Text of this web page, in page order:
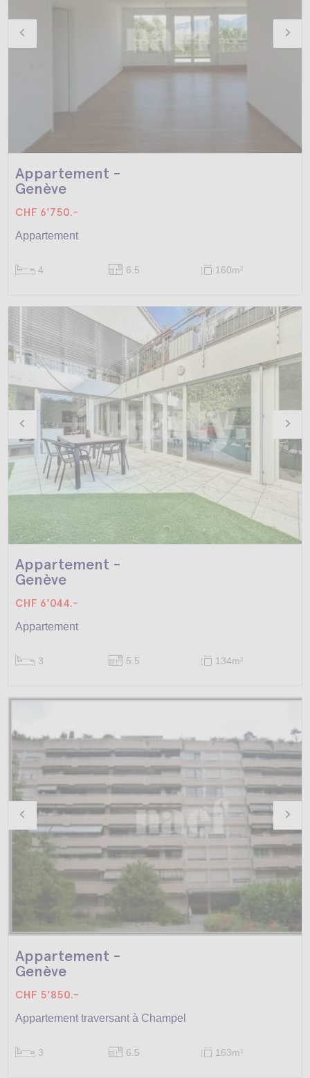
Appartement -
Genève
CHF 6'750.-
Appartement
4 6.5 160m2
Appartement -
Genève
CHF 6'044.-
Appartement
3 5.5 134m2
Appartement -
Genève
CHF 5'850.-
Appartement traversant à Champel
3 6.5 163m2